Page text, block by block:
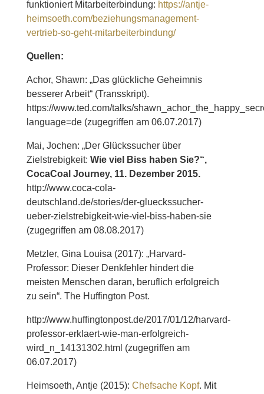
funktioniert Mitarbeiterbindung: https://antje-
heimsoeth.com/beziehungsmanagement-
vertrieb-so-geht-mitarbeiterbindung/
Quellen:
Achor, Shawn: „Das glückliche Geheimnis
besserer Arbeit“ (Transskript).
https://www.ted.com/talks/
language=de (zugegriffen am 06.07.2017)
Mai, Jochen: „Der Glückssucher über
Zielstrebigkeit: Wie viel Biss haben Sie?“,
CocaCoal Journey, 11. Dezember 2015.
http://www.coca-cola-
deutschland.de/stories/der-glueckssucher-
ueber-zielstrebigkeit-wie-viel-biss-haben-sie
(zugegriffen am 08.08.2017)
Metzler, Gina Louisa (2017): „Harvard-
Professor: Dieser Denkfehler hindert die
meisten Menschen daran, beruflich erfolgreich
zu sein“. The Huffington Post.
http://www.huffingtonpost.de/2017/01/12/harvard-
professor-erklaert-wie-man-erfolgreich-
wird_n_14131302.html (zugegriffen am
06.07.2017)
Heimsoeth, Antje (2015): Chefsache Kopf. Mit